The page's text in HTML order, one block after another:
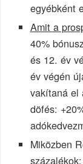
egyébként
Amit a
40%
és 12. év
év végén
vakítaná el
döfés:
Miközben